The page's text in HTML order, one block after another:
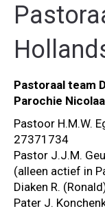
Pastoraal team
Parochie
Pastoor H.M.W.
27371734
Pastor J.J.M.
(alleen actief in
Diaken R.
Pater J.